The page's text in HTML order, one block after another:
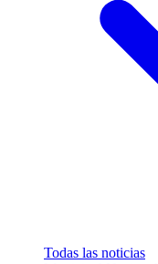
Todas las noticias